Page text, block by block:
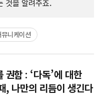
것을 알려주죠.
뮤니케이션
권함 : ‘다독’에 대한
, 나만의 리듬이 생긴다